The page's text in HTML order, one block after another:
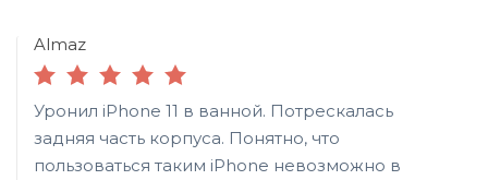
Almaz
Уронил iPhone 11 в ванной. Потрескалась
задняя часть корпуса. Понятно, что
пользоваться таким iPhone невозможно в